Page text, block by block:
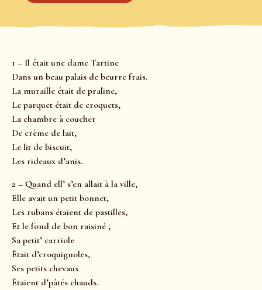
1 – Il était une dame Tartine
Dans un beau palais de beurre frais.
La muraille était de praline,
Le parquet était de croquets,
La chambre à coucher
De crème de lait,
Le lit de biscuit,
Les rideaux d’anis.
2 – Quand ell’ s’en allait à la ville,
Elle avait un petit bonnet,
Les rubans étaient de pastilles,
Et le fond de bon raisiné ;
Sa petit’ carriole
Était d’croquignoles,
Ses petits chevaux
Étaient d’pâtés chauds.